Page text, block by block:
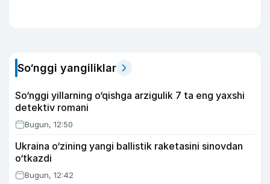
So‘nggi yangiliklar
So‘nggi yillarning o‘qishga arzigulik 7 ta eng yaxshi
detektiv romani
Bugun, 12:50
Ukraina o‘zining yangi ballistik raketasini sinovdan
o‘tkazdi
Bugun, 12:42